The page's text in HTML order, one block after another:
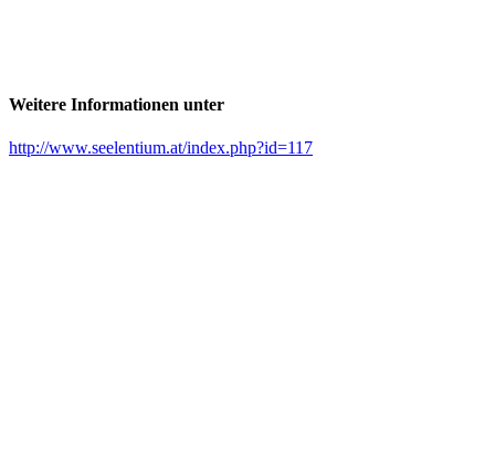
Weitere Informationen unter
http://www.seelentium.at/index.php?id=117